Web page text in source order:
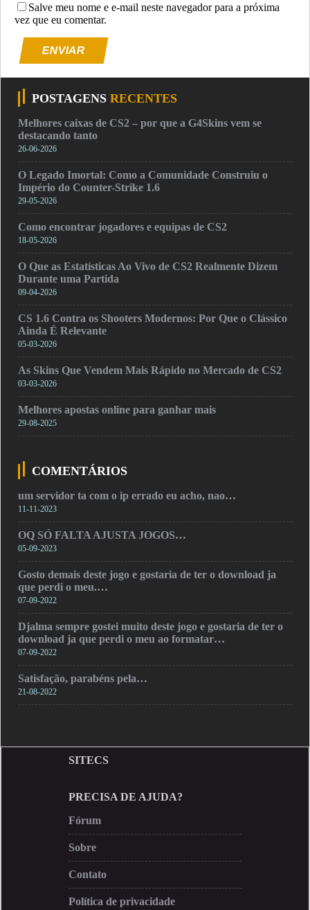
Salve meu nome e e-mail neste navegador para a próxima
vez que eu comentar.
ENVIAR
POSTAGENS RECENTES
Melhores caixas de CS2 – por que a G4Skins vem se
destacando tanto
26-06-2026
O Legado Imortal: Como a Comunidade Construiu o
Império do Counter-Strike 1.6
29-05-2026
Como encontrar jogadores e equipas de CS2
18-05-2026
O Que as Estatísticas Ao Vivo de CS2 Realmente Dizem
Durante uma Partida
09-04-2026
CS 1.6 Contra os Shooters Modernos: Por Que o Clássico
Ainda É Relevante
05-03-2026
As Skins Que Vendem Mais Rápido no Mercado de CS2
03-03-2026
Melhores apostas online para ganhar mais
29-08-2025
COMENTÁRIOS
um servidor ta com o ip errado eu acho, nao…
11-11-2023
OQ SÓ FALTA AJUSTA JOGOS…
05-09-2023
Gosto demais deste jogo e gostaria de ter o download ja
que perdi o meu.…
07-09-2022
Djalma sempre gostei muito deste jogo e gostaria de ter o
download ja que perdi o meu ao formatar…
07-09-2022
Satisfação, parabéns pela…
21-08-2022
SITECS
PRECISA DE AJUDA?
Fórum
Sobre
Contato
Política de privacidade